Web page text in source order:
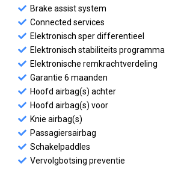
Brake assist system
Connected services
Elektronisch sper differentieel
Elektronisch stabiliteits programma
Elektronische remkrachtverdeling
Garantie 6 maanden
Hoofd airbag(s) achter
Hoofd airbag(s) voor
Knie airbag(s)
Passagiersairbag
Schakelpaddles
Vervolgbotsing preventie